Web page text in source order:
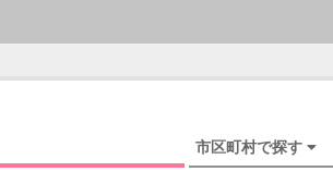
市区町村で探す